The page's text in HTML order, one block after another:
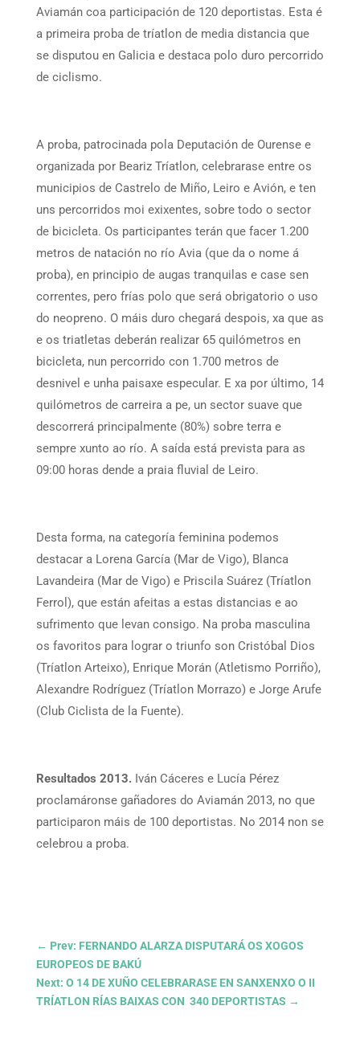
Aviamán coa participación de 120 deportistas. Esta é
a primeira proba de tríatlon de media distancia que
se disputou en Galicia e destaca polo duro percorrido
de ciclismo.
A proba, patrocinada pola Deputación de Ourense e
organizada por Beariz Tríatlon, celebrarase entre os
municipios de Castrelo de Miño, Leiro e Avión, e ten
uns percorridos moi exixentes, sobre todo o sector
de bicicleta. Os participantes terán que facer 1.200
metros de natación no río Avia (que da o nome á
proba), en principio de augas tranquilas e case sen
correntes, pero frías polo que será obrigatorio o uso
do neopreno. O máis duro chegará despois, xa que as
e os triatletas deberán realizar 65 quilómetros en
bicicleta, nun percorrido con 1.700 metros de
desnivel e unha paisaxe especular. E xa por último, 14
quilómetros de carreira a pe, un sector suave que
descorrerá principalmente (80%) sobre terra e
sempre xunto ao río. A saída está prevista para as
09:00 horas dende a praia fluvial de Leiro.
Desta forma, na categoría feminina podemos
destacar a Lorena García (Mar de Vigo), Blanca
Lavandeira (Mar de Vigo) e Priscila Suárez (Tríatlon
Ferrol), que están afeitas a estas distancias e ao
sufrimento que levan consigo. Na proba masculina
os favoritos para lograr o triunfo son Cristóbal Dios
(Tríatlon Arteixo), Enrique Morán (Atletismo Porriño),
Alexandre Rodríguez (Tríatlon Morrazo) e Jorge Arufe
(Club Ciclista de la Fuente).
Resultados 2013.Iván Cáceres e Lucía Pérez
proclamáronse gañadores do Aviamán 2013, no que
participaron máis de 100 deportistas. No 2014 non se
celebrou a proba.
← Prev: FERNANDO ALARZA DISPUTARÁ OS XOGOS
EUROPEOS DE BAKÚ
Next: O 14 DE XUÑO CELEBRARASE EN SANXENXO O II
TRÍATLON RÍAS BAIXAS CON 340 DEPORTISTAS →